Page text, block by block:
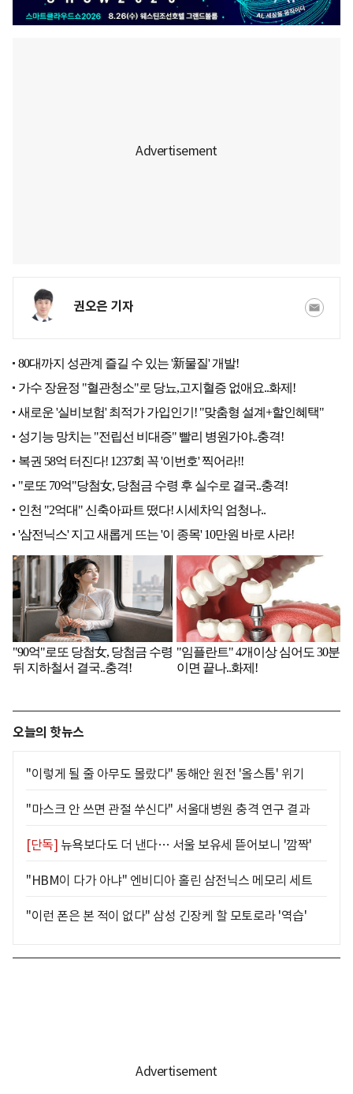
권오은 기자
오늘의 핫뉴스
"이렇게 될 줄 아무도 몰랐다" 동해안 원전 '올스톱' 위기
"마스크 안 쓰면 관절 쑤신다" 서울대병원 충격 연구 결과
[단독] 뉴욕보다도 더 낸다… 서울 보유세 뜯어보니 '깜짝'
"HBM이 다가 아냐" 엔비디아 홀린 삼전닉스 메모리 세트
"이런 폰은 본 적이 없다" 삼성 긴장케 할 모토로라 '역습'